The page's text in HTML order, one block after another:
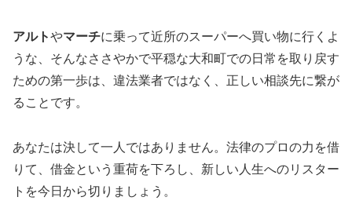
アルトやマーチに乗って近所のスーパーへ買い物に行くよ
うな、そんなささやかで平穏な大和町での日常を取り戻す
ための第一歩は、違法業者ではなく、正しい相談先に繋が
ることです。
あなたは決して一人ではありません。法律のプロの力を借
りて、借金という重荷を下ろし、新しい人生へのリスター
トを今日から切りましょう。